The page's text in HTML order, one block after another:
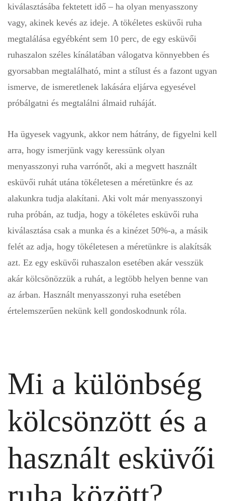
kiválasztásába fektetett idő – ha olyan menyasszony
vagy, akinek kevés az ideje. A tökéletes esküvői ruha
megtalálása egyébként sem 10 perc, de egy esküvői
ruhaszalon széles kínálatában válogatva könnyebben és
gyorsabban megtalálható, mint a stílust és a fazont ugyan
ismerve, de ismeretlenek lakására eljárva egyesével
próbálgatni és megtalálni álmaid ruháját.
Ha ügyesek vagyunk, akkor nem hátrány, de figyelni kell
arra, hogy ismerjünk vagy keressünk olyan
menyasszonyi ruha varrónőt, aki a megvett használt
esküvői ruhát utána tökéletesen a méretünkre és az
alakunkra tudja alakítani. Aki volt már menyasszonyi
ruha próbán, az tudja, hogy a tökéletes esküvői ruha
kiválasztása csak a munka és a kinézet 50%-a, a másik
felét az adja, hogy tökéletesen a méretünkre is alakítsák
azt. Ez egy esküvői ruhaszalon esetében akár vesszük
akár kölcsönözzük a ruhát, a legtöbb helyen benne van
az árban. Használt menyasszonyi ruha esetében
értelemszerűen nekünk kell gondoskodnunk róla.
Mi a különbség
kölcsönzött és a
használt esküvői